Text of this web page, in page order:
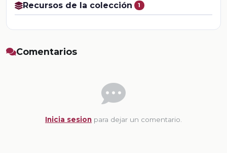
Recursos de la colección 1
Comentarios
Inicia sesion para dejar un comentario.